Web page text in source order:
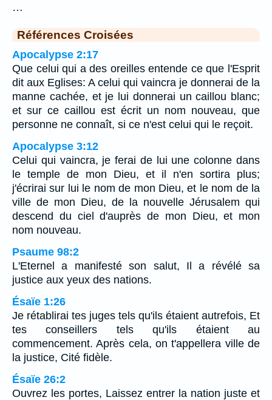
…
Références Croisées
Apocalypse 2:17
Que celui qui a des oreilles entende ce que l'Esprit
dit aux Eglises: A celui qui vaincra je donnerai de la
manne cachée, et je lui donnerai un caillou blanc;
et sur ce caillou est écrit un nom nouveau, que
personne ne connaît, si ce n'est celui qui le reçoit.
Apocalypse 3:12
Celui qui vaincra, je ferai de lui une colonne dans
le temple de mon Dieu, et il n'en sortira plus;
j'écrirai sur lui le nom de mon Dieu, et le nom de la
ville de mon Dieu, de la nouvelle Jérusalem qui
descend du ciel d'auprès de mon Dieu, et mon
nom nouveau.
Psaume 98:2
L'Eternel a manifesté son salut, Il a révélé sa
justice aux yeux des nations.
Ésaïe 1:26
Je rétablirai tes juges tels qu'ils étaient autrefois, Et
tes conseillers tels qu'ils étaient au
commencement. Après cela, on t'appellera ville de
la justice, Cité fidèle.
Ésaïe 26:2
Ouvrez les portes, Laissez entrer la nation juste et